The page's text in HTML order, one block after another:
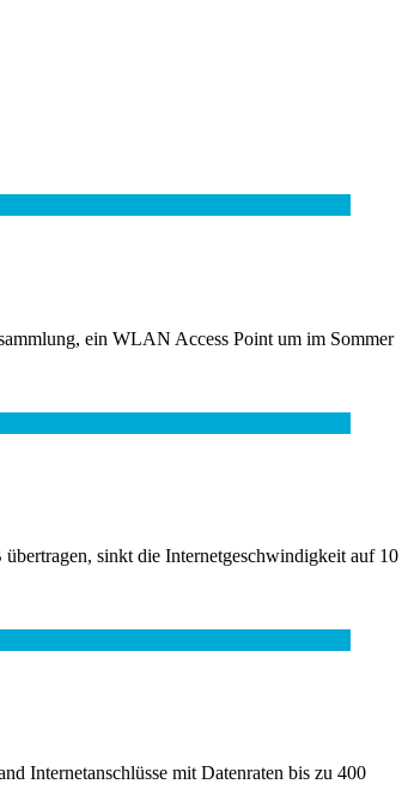
ein WLAN Access Point um im Sommer
sinkt die Internetgeschwindigkeit auf 10
Internetanschlüsse mit Datenraten bis zu 400